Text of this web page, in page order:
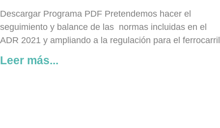
Descargar Programa PDF Pretendemos hacer el
seguimiento y balance de las normas incluidas en el
ADR 2021 y ampliando a la regulación para el ferrocarril
Leer más...